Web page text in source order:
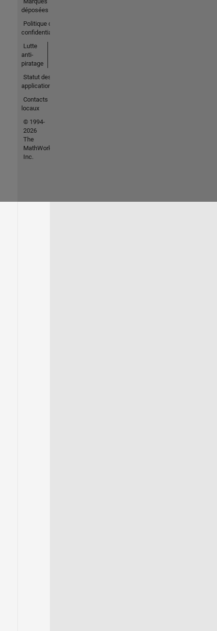
déposées
Politique de
confidentialité
Lutte
anti-
piratage
Statut des
applications
Contacts
locaux
© 1994-
2026
The
MathWorks,
Inc.